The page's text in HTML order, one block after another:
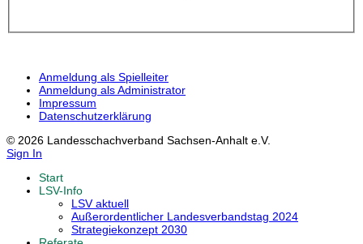
Anmeldung als Spielleiter
Anmeldung als Administrator
Impressum
Datenschutzerklärung
© 2026 Landesschachverband Sachsen-Anhalt e.V.
Sign In
Start
LSV-Info
LSV aktuell
Außerordentlicher Landesverbandstag 2024
Strategiekonzept 2030